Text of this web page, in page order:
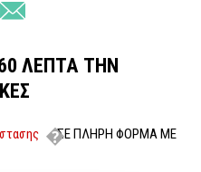
ΛΕΠΤΑ ΤΗΝ
ΣΕ ΠΛΗΡΗ ΦΟΡΜΑ ΜΕ